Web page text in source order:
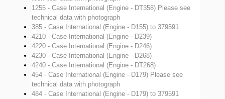
1255 - Case International (Engine - DT358) Please see
technical data with photograph
385 - Case International (Engine - D155) to 379591
4210 - Case International (Engine - D239)
4220 - Case International (Engine - D246)
4230 - Case International (Engine - D268)
4240 - Case International (Engine - DT268)
454 - Case International (Engine - D179) Please see
technical data with photograph
484 - Case International (Engine - D179) to 379591